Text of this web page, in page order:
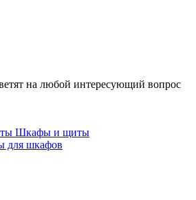
на любой интересующий вопрос
Шкафы и щиты
для шкафов